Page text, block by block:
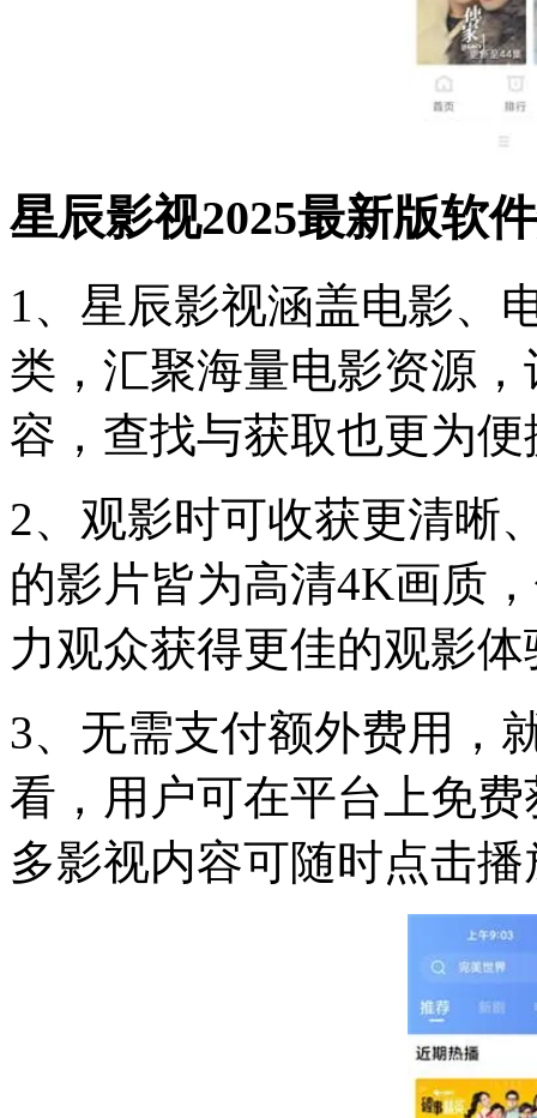
星辰影视2025最新版软
1、星辰影视涵盖电影、
类，汇聚海量电影资源
容，查找与获取也更为便
2、观影时可收获更清晰
的影片皆为高清4K画质
力观众获得更佳的观影体
3、无需支付额外费用，
看，用户可在平台上免
多影视内容可随时点击播